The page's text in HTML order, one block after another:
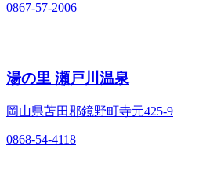
0867-57-2006
湯の里 瀬戸川温泉
岡山県苫田郡鏡野町寺元425-9
0868-54-4118